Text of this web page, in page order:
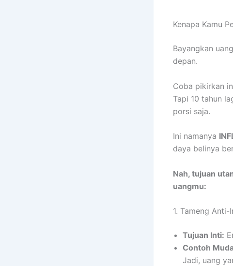
Kenapa Kamu
Bayangkan
depan.
Coba pikirkan
Tapi 10 tahun
porsi saja.
Ini namanya
daya belinya
Nah, tujuan
uangmu:
1. Tameng
Tujuan Inti:
Contoh
Jadi, uang